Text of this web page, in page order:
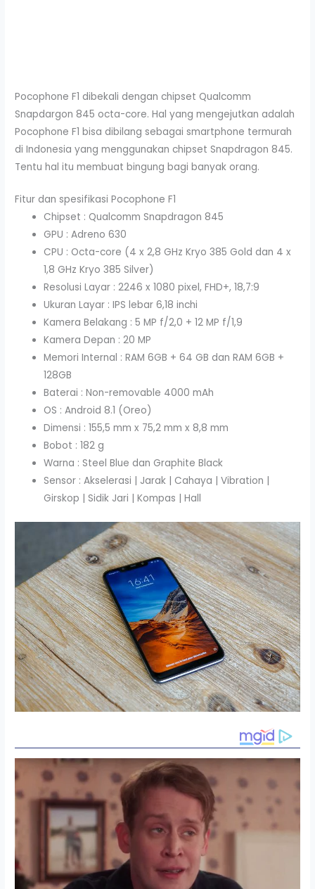
Pocophone F1 dibekali dengan chipset Qualcomm
Snapdargon 845 octa-core. Hal yang mengejutkan adalah
Pocophone F1 bisa dibilang sebagai smartphone termurah
di Indonesia yang menggunakan chipset Snapdragon 845.
Tentu hal itu membuat bingung bagi banyak orang.
Fitur dan spesifikasi Pocophone F1
Chipset : Qualcomm Snapdragon 845
GPU : Adreno 630
CPU : Octa-core (4 x 2,8 GHz Kryo 385 Gold dan 4 x
1,8 GHz Kryo 385 Silver)
Resolusi Layar : 2246 x 1080 pixel, FHD+, 18,7:9
Ukuran Layar : IPS lebar 6,18 inchi
Kamera Belakang : 5 MP f/2,0 + 12 MP f/1,9
Kamera Depan : 20 MP
Memori Internal : RAM 6GB + 64 GB dan RAM 6GB +
128GB
Baterai : Non-removable 4000 mAh
OS : Android 8.1 (Oreo)
Dimensi : 155,5 mm x 75,2 mm x 8,8 mm
Bobot : 182 g
Warna : Steel Blue dan Graphite Black
Sensor : Akselerasi | Jarak | Cahaya | Vibration |
Girskop | Sidik Jari | Kompas | Hall